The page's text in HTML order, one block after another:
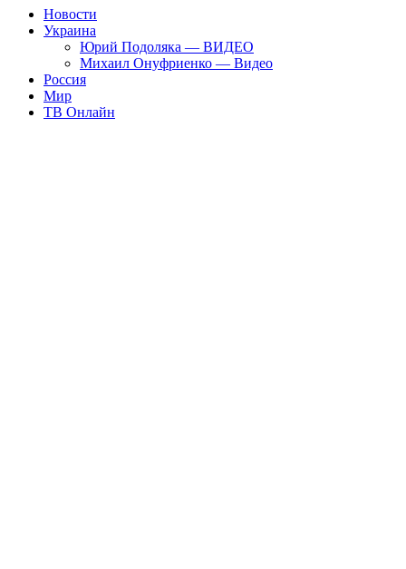
Новости
Украина
Юрий Подоляка — ВИДЕО
Михаил Онуфриенко — Видео
Россия
Мир
ТВ Онлайн